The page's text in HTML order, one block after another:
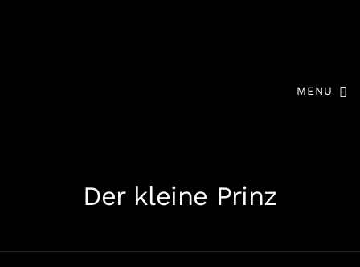
MENU
Der kleine Prinz